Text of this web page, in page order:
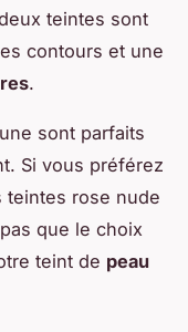
teintes sont
contours et une
.
sont parfaits
Si vous préférez
rose nude
que le choix
teint de peau